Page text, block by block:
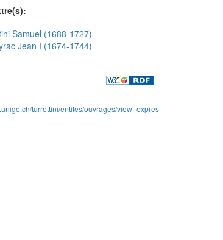
Samuel (1688-1727)
Jean I (1674-1744)
turrettini/entites/ouvrages/view_expres